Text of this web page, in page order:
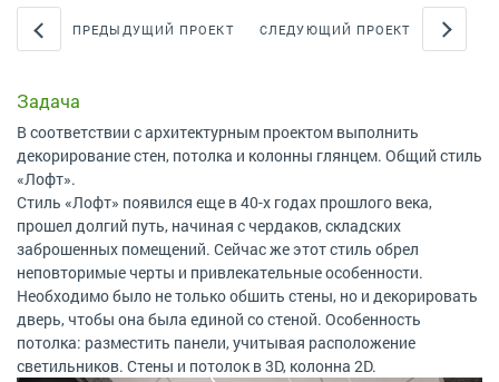
ПРЕДЫДУЩИЙ ПРОЕКТ СЛЕДУЮЩИЙ ПРОЕКТ
Задача
В соответствии с архитектурным проектом выполнить
декорирование стен, потолка и колонны глянцем. Общий стиль
«Лофт».
Стиль «Лофт» появился еще в 40-х годах прошлого века,
прошел долгий путь, начиная с чердаков, складских
заброшенных помещений. Сейчас же этот стиль обрел
неповторимые черты и привлекательные особенности.
Необходимо было не только обшить стены, но и декорировать
дверь, чтобы она была единой со стеной. Особенность
потолка: разместить панели, учитывая расположение
светильников. Стены и потолок в 3D, колонна 2D.